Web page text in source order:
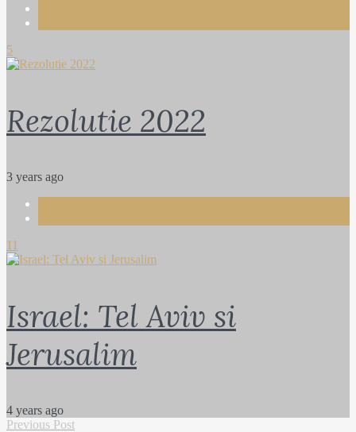
5
Rezolutie 2022
3 years ago
11
Israel: Tel Aviv si
Jerusalim
4 years ago
Previous Post